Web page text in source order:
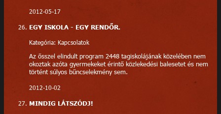
2012-05-17
EGY ISKOLA - EGY RENDŐR.
Kategória: Kapcsolatok
Az ősszel elindult program 2448 tagiskolájának közelében nem
okoztak azóta gyermekeket érintő közlekedési balesetet és nem
történt súlyos bűncselekmény sem.
2012-10-02
MINDIG LÁTSZÓDJ!